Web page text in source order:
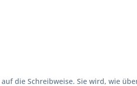
die Schreibweise. Sie wird, wie